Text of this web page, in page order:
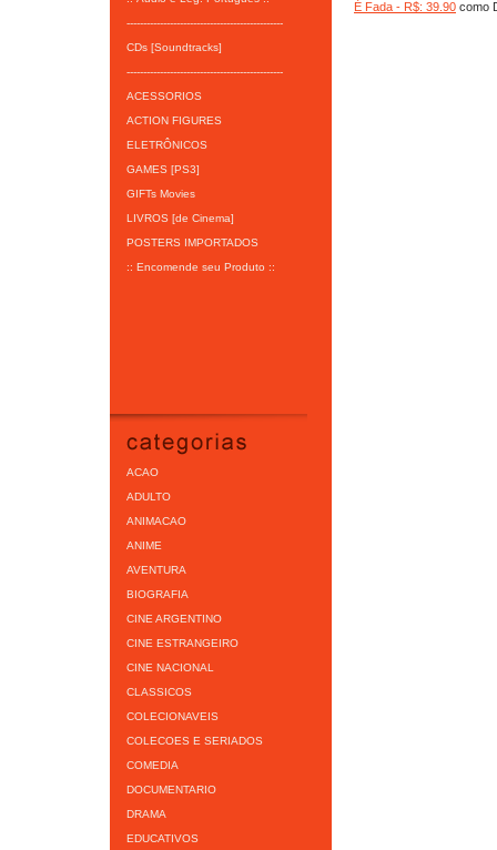
-----------------------------------------------
CDs [Soundtracks]
-----------------------------------------------
ACESSORIOS
ACTION FIGURES
ELETRÔNICOS
GAMES [PS3]
GIFTs Movies
LIVROS [de Cinema]
POSTERS IMPORTADOS
:: Encomende seu Produto ::
ACAO
ADULTO
ANIMACAO
ANIME
AVENTURA
BIOGRAFIA
CINE ARGENTINO
CINE ESTRANGEIRO
CINE NACIONAL
CLASSICOS
COLECIONAVEIS
COLECOES E SERIADOS
COMEDIA
DOCUMENTARIO
DRAMA
EDUCATIVOS
É Fada - R$: 39.90 como